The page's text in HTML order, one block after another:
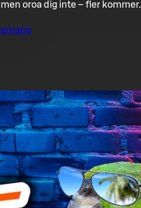
oroa dig inte – fler kommer.